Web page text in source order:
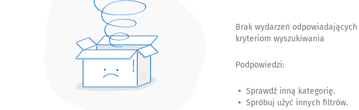
Brak wydarzeń odpowiadających
kryteriom wyszukiwania
Podpowiedzi:
Sprawdź inną kategorię.
Spróbuj użyć innych filtrów.